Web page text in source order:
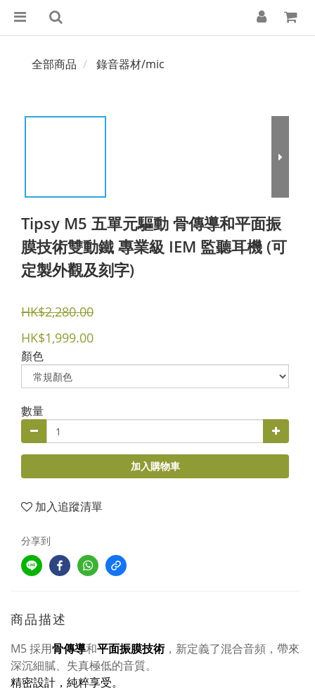
全部商品 錄音器材/mic
Tipsy M5 五單元驅動 骨傳導和平面振
膜技術雙動鐵 專業級 IEM 監聽耳機 (可
定製外觀及刻字)
HK$2,280.00
HK$1,999.00
顏色
數量
加入購物車
加入追蹤清單
分享到
商品描述
M5 採用骨傳導和平面振膜技術，新定義了混合音頻，帶來
深沉細膩、失真極低的音質。
精密設計，純粹享受。